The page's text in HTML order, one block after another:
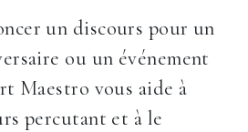
un discours pour un
ou un événement
Maestro vous aide à
percutant et à le